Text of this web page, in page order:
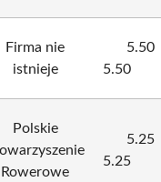
Firma nie
istnieje
5.50
5.50
Polskie
Rowerowe
5.25
5.25